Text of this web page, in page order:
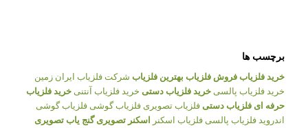
برچسب ها
خرید فلزیاب فروش فلزیاب بهترین فلزیاب شرکت فلزیاب ایران زمین
خرید فلزیاب پالسی خرید فلزیاب دستی خرید فلزیاب آنتنی خرید فلزیاب
حرفه ای فلزیاب دستی فلزیاب تصویری فلزیاب گوشی فلزیاب گوشی
اندروید فلزیاب پالسی فلزیاب اسکنر اسکنر تصویری گنج یاب تصویری